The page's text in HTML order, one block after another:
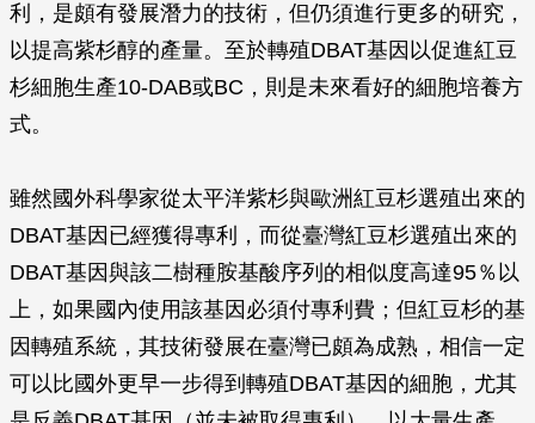
利，是頗有發展潛力的技術，但仍須進行更多的研究，
以提高紫杉醇的產量。至於轉殖DBAT基因以促進紅豆
杉細胞生產10-DAB或BC，則是未來看好的細胞培養方
式。
雖然國外科學家從太平洋紫杉與歐洲紅豆杉選殖出來的
DBAT基因已經獲得專利，而從臺灣紅豆杉選殖出來的
DBAT基因與該二樹種胺基酸序列的相似度高達95％以
上，如果國內使用該基因必須付專利費；但紅豆杉的基
因轉殖系統，其技術發展在臺灣已頗為成熟，相信一定
可以比國外更早一步得到轉殖DBAT基因的細胞，尤其